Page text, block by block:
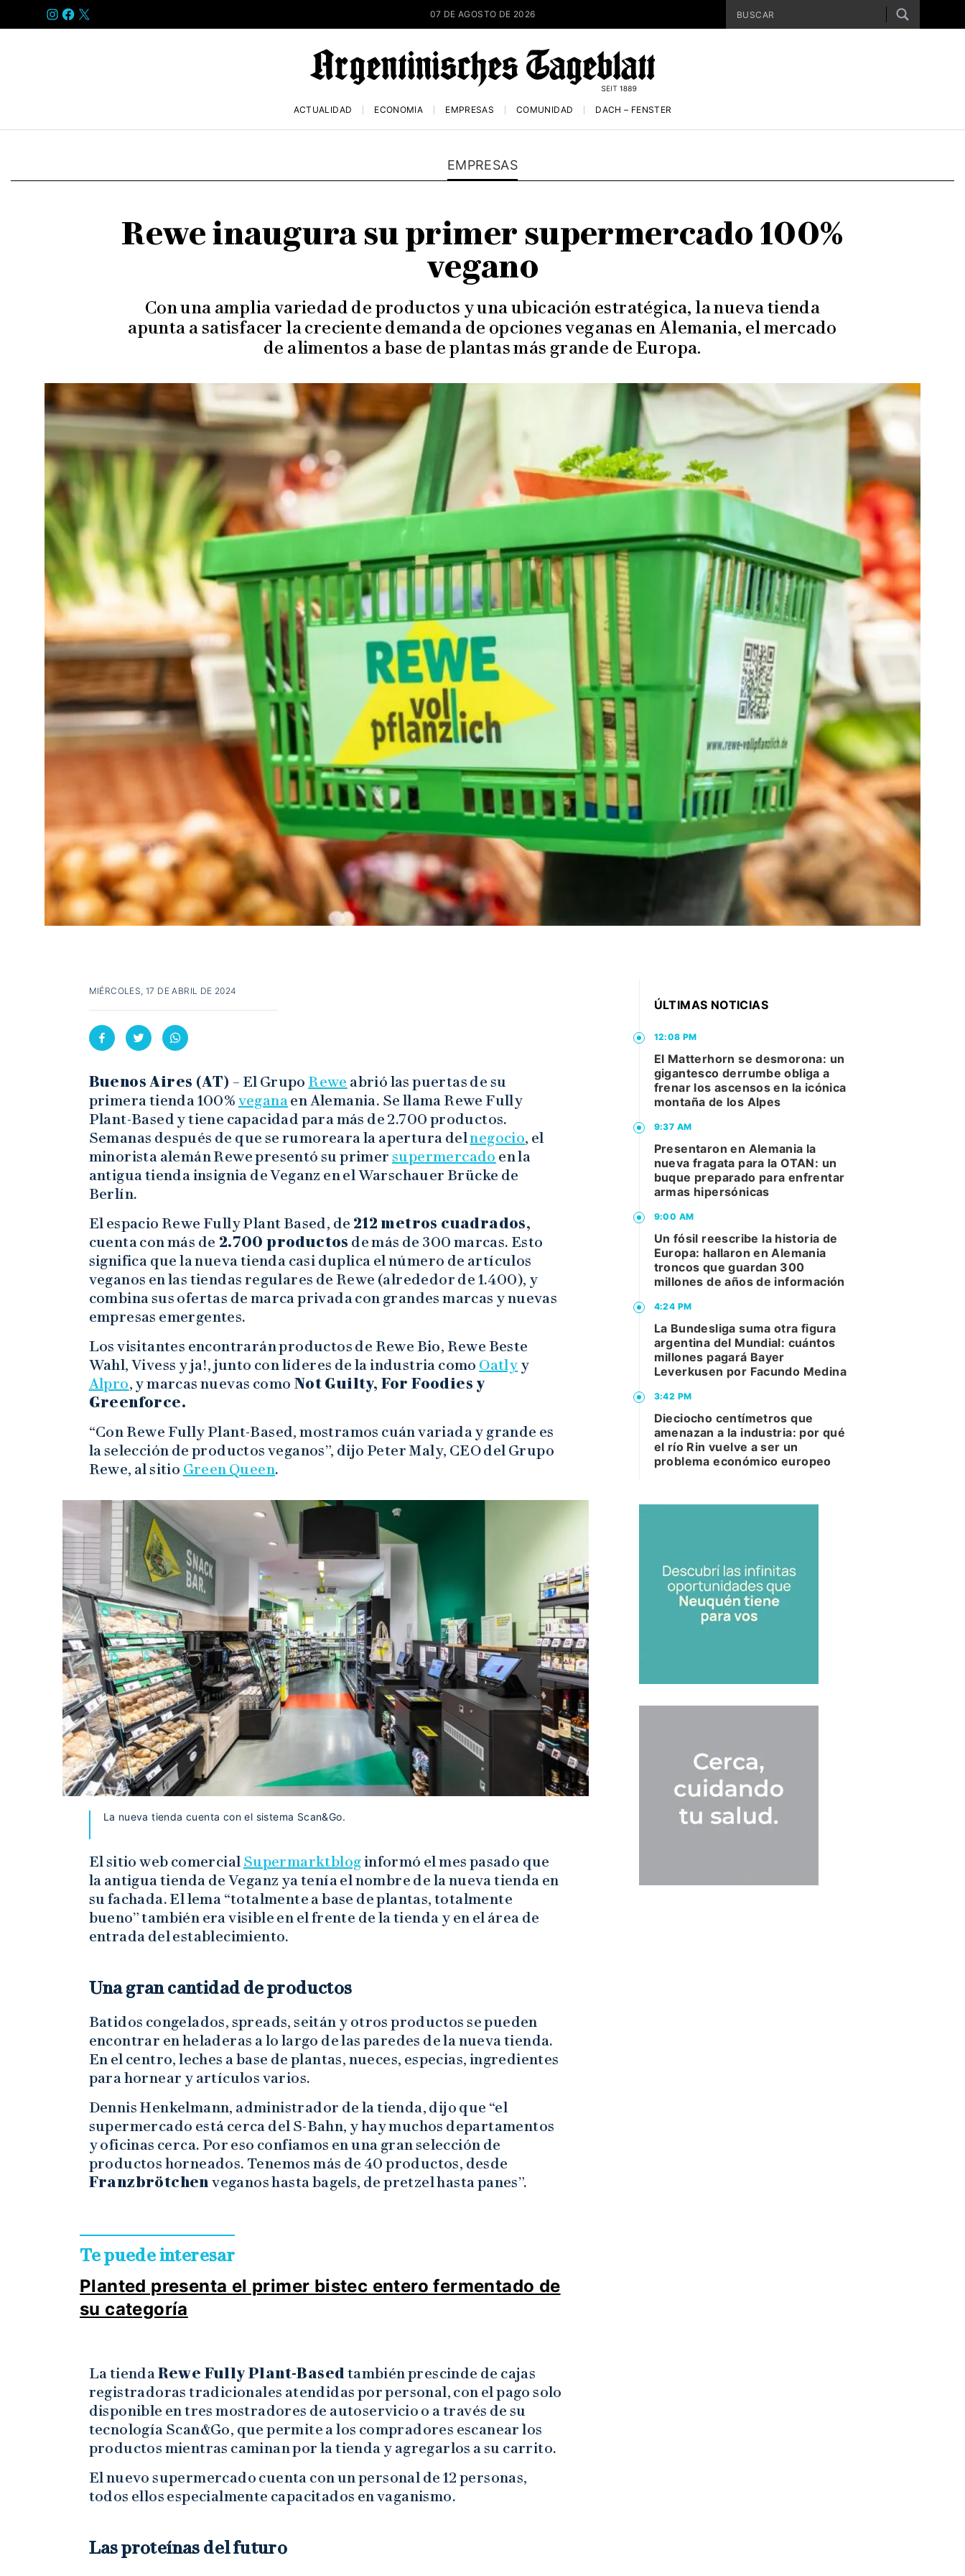
INSTAGRAM
FACEBOOK
X 07 DE AGOSTO DE 2026
ACTUALIDAD ECONOMÍA EMPRESAS COMUNIDAD DACH – FENSTER
EMPRESAS
Rewe inaugura su primer supermercado 100%
vegano
Con una amplia variedad de productos y una ubicación estratégica, la nueva tienda
apunta a satisfacer la creciente demanda de opciones veganas en Alemania, el mercado
de alimentos a base de plantas más grande de Europa.
MIÉRCOLES, 17 DE ABRIL DE 2024
Buenos Aires (AT) – El GrupoRewe abrió las puertas de su
primera tienda 100% veganaen Alemania. Se llama Rewe Fully
Plant-Based y tiene capacidad para más de 2.700 productos.
Semanas después de que se rumoreara la apertura delnegocio, el
minorista alemán Rewe presentó su primersupermercado en la
antigua tienda insignia de Veganz en el Warschauer Brücke de
Berlín.
El espacio Rewe Fully Plant Based, de 212 metros cuadrados,
cuenta con más de 2.700 productos de más de 300 marcas. Esto
significa que la nueva tienda casi duplica el número de artículos
veganos en las tiendas regulares de Rewe (alrededor de 1.400), y
combina sus ofertas de marca privada con grandes marcas y nuevas
empresas emergentes.
Los visitantes encontrarán productos de Rewe Bio, Rewe Beste
Wahl, Vivess y ja!, junto con líderes de la industria como Oatly y
Alpro, y marcas nuevas como Not Guilty, For Foodies y
Greenforce.
“Con Rewe Fully Plant-Based, mostramos cuán variada y grande es
la selección de productos veganos”, dijo Peter Maly, CEO del Grupo
Rewe, al sitio Green Queen.
La nueva tienda cuenta con el sistema Scan&Go.
El sitio web comercial Supermarktbloginformó el mes pasado que
la antigua tienda de Veganz ya tenía el nombre de la nueva tienda en
su fachada. El lema “totalmente a base de plantas, totalmente
bueno” también era visible en el frente de la tienda y en el área de
entrada del establecimiento.
Una gran cantidad de productos
Batidos congelados, spreads, seitán y otros productos se pueden
encontrar en heladeras a lo largo de las paredes de la nueva tienda.
En el centro, leches a base de plantas, nueces, especias, ingredientes
para hornear y artículos varios.
Dennis Henkelmann, administrador de la tienda, dijo que “el
supermercado está cerca del S-Bahn, y hay muchos departamentos
y oficinas cerca. Por eso confiamos en una gran selección de
productos horneados. Tenemos más de 40 productos, desde
Franzbrötchenveganos hasta bagels, de pretzel hasta panes”.
Te puede interesar
Planted presenta el primer bistec entero fermentado de
su categoría
La tiendaRewe Fully Plant-Basedtambién prescinde de cajas
registradoras tradicionales atendidas por personal, con el pago solo
disponible en tres mostradores de autoservicio o a través de su
tecnología Scan&Go, que permite a los compradores escanear los
productos mientras caminan por la tienda y agregarlos a su carrito.
El nuevo supermercado cuenta con un personal de 12 personas,
todos ellos especialmente capacitados en vaganismo.
Las proteínas del futuro
ÚLTIMAS NOTICIAS
12:08 PM
El Matterhorn se desmorona: un
gigantesco derrumbe obliga a
frenar los ascensos en la icónica
montaña de los Alpes
9:37 AM
Presentaron en Alemania la
nueva fragata para la OTAN: un
buque preparado para enfrentar
armas hipersónicas
9:00 AM
Un fósil reescribe la historia de
Europa: hallaron en Alemania
troncos que guardan 300
millones de años de información
4:24 PM
La Bundesliga suma otra figura
argentina del Mundial: cuántos
millones pagará Bayer
Leverkusen por Facundo Medina
3:42 PM
Dieciocho centímetros que
amenazan a la industria: por qué
el río Rin vuelve a ser un
problema económico europeo